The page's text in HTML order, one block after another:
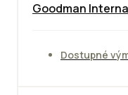
Goodman
Dostupné